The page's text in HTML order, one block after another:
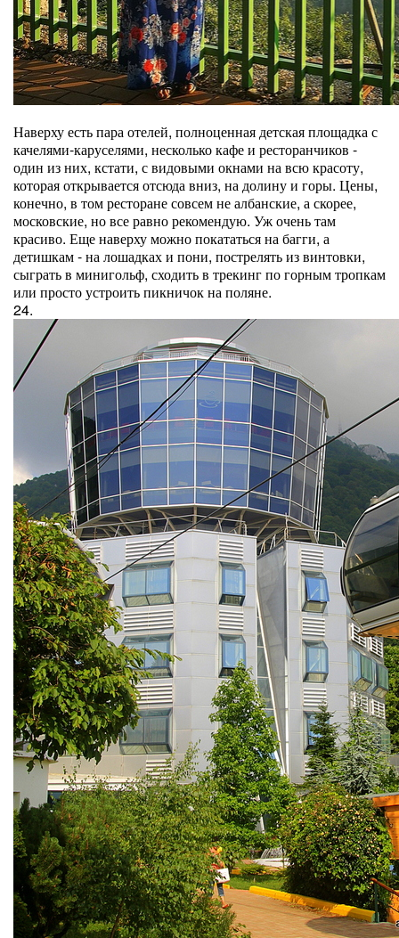
Наверху есть пара отелей, полноценная детская площадка с
качелями-каруселями, несколько кафе и ресторанчиков -
один из них, кстати, с видовыми окнами на всю красоту,
которая открывается отсюда вниз, на долину и горы. Цены,
конечно, в том ресторане совсем не албанские, а скорее,
московские, но все равно рекомендую. Уж очень там
красиво. Еще наверху можно покататься на багги, а
детишкам - на лошадках и пони, пострелять из винтовки,
сыграть в минигольф, сходить в трекинг по горным тропкам
или просто устроить пикничок на поляне.
24.